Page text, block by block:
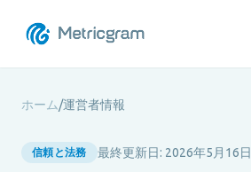
ホーム/運営者情報
信頼と法務 最終更新日: 2026年5月16日